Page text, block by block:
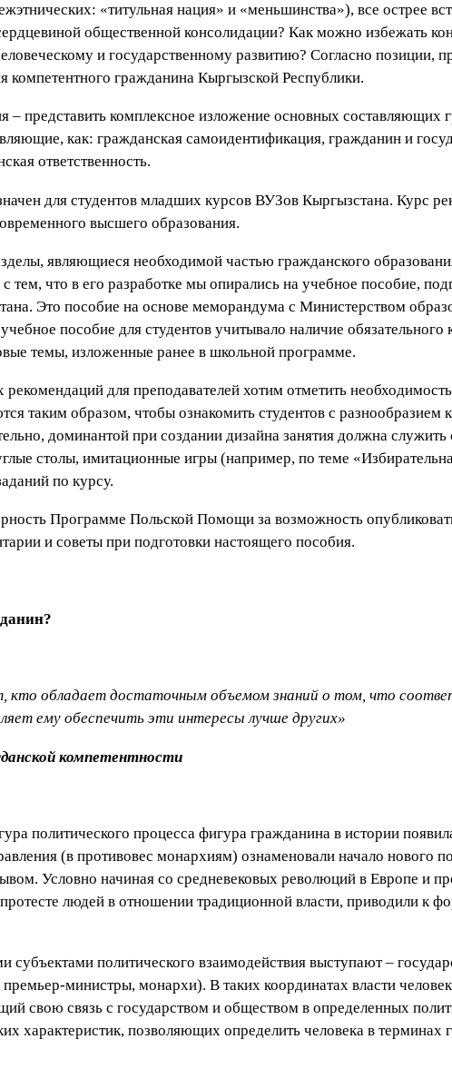
«титульная нация» и «меньшинства»), все острее
общественной консолидации? Как можно избежать
и государственному развитию? Согласно позиции,
компетентного гражданина Кыргызской Республики.
– представить комплексное изложение основных составляющих
как: гражданская самоидентификация, гражданин и
ответственность.
для студентов младших курсов ВУЗов Кыргызстана. Курс
высшего образования.
являющиеся необходимой частью гражданского
тем, что в его разработке мы опирались на учебное пособие,
Это пособие на основе меморандума с Министерством
пособие для студентов учитывало наличие
темы, изложенные ранее в школьной программе.
рекомендаций для преподавателей хотим отметить
таким образом, чтобы ознакомить студентов с разнообразием
доминантой при создании дизайна занятия должна
столы, имитационные игры (например, по теме
по курсу.
Программе Польской Помощи за возможность
и советы при подготовки настоящего пособия.
обладает достаточным объемом знаний о том, что
ему обеспечить эти интересы лучше других»
компетентности
политического процесса фигура гражданина в истории
(в противовес монархиям) ознаменовали начало нового
Условно начиная со средневековых революций в Европе и
людей в отношении традиционной власти, приводили к
субъектами политического взаимодействия выступают –
премьер-министры, монархи). В таких координатах власти
свою связь с государством и обществом в определенных
характеристик, позволяющих определить человека в терминах